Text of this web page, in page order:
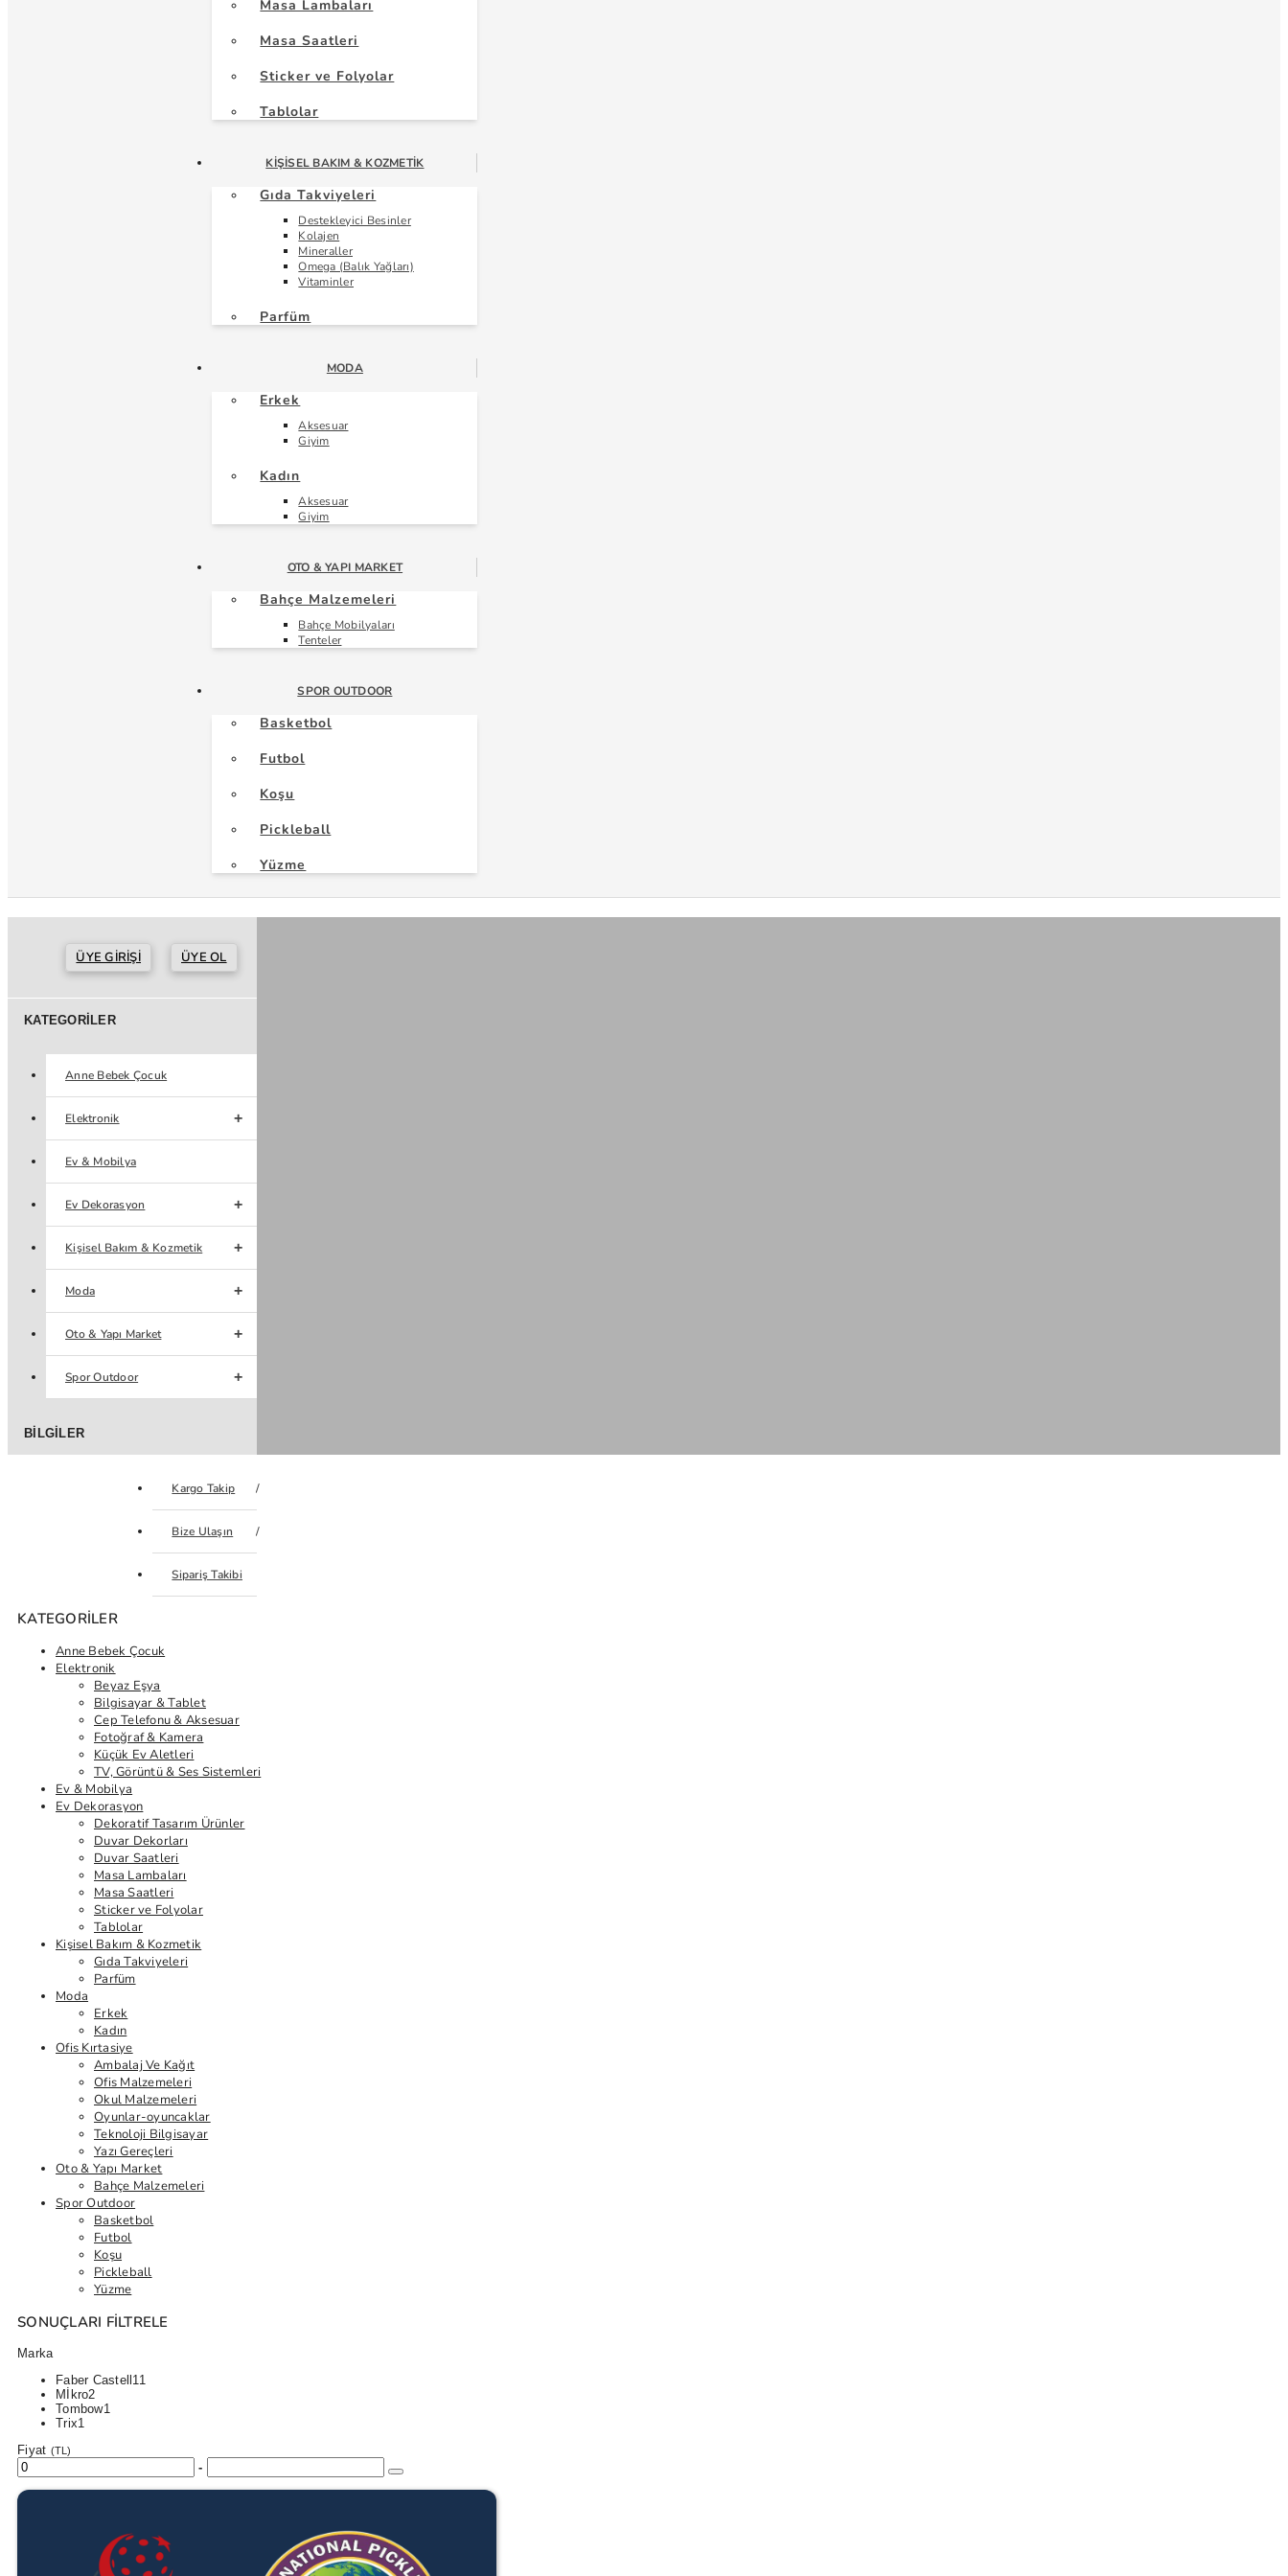
Masa Lambaları
Masa Saatleri
Sticker ve Folyolar
Tablolar
KIŞISEL BAKIM & KOZMETIK
Gıda Takviyeleri
Destekleyici Besinler
Kolajen
Mineraller
Omega (Balık Yağları)
Vitaminler
Parfüm
MODA
Erkek
Aksesuar
Giyim
Kadın
Aksesuar
Giyim
OTO & YAPI MARKET
Bahçe Malzemeleri
Bahçe Mobilyaları
Tenteler
SPOR OUTDOOR
Basketbol
Futbol
Koşu
Pickleball
Yüzme
ÜYE GIRIŞI ÜYE OL
KATEGORILER
Anne Bebek Çocuk
Elektronik
Ev & Mobilya
Ev Dekorasyon
Kişisel Bakım & Kozmetik
Moda
Oto & Yapı Market
Spor Outdoor
BILGILER
Kargo Takip
Bize Ulaşın
Sipariş Takibi
KATEGORILER
Anne Bebek Çocuk
Elektronik
Beyaz Eşya
Bilgisayar & Tablet
Cep Telefonu & Aksesuar
Fotoğraf & Kamera
Küçük Ev Aletleri
TV, Görüntü & Ses Sistemleri
Ev & Mobilya
Ev Dekorasyon
Dekoratif Tasarım Ürünler
Duvar Dekorları
Duvar Saatleri
Masa Lambaları
Masa Saatleri
Sticker ve Folyolar
Tablolar
Kişisel Bakım & Kozmetik
Gıda Takviyeleri
Parfüm
Moda
Erkek
Kadın
Ofis Kırtasiye
Ambalaj Ve Kağıt
Ofis Malzemeleri
Okul Malzemeleri
Oyunlar-oyuncaklar
Teknoloji Bilgisayar
Yazı Gereçleri
Oto & Yapı Market
Bahçe Malzemeleri
Spor Outdoor
Basketbol
Futbol
Koşu
Pickleball
Yüzme
SONUÇLARI FILTRELE
Marka
Faber Castell 11
Mİkro2
Tombow1
Trix1
Fiyat (TL)
-